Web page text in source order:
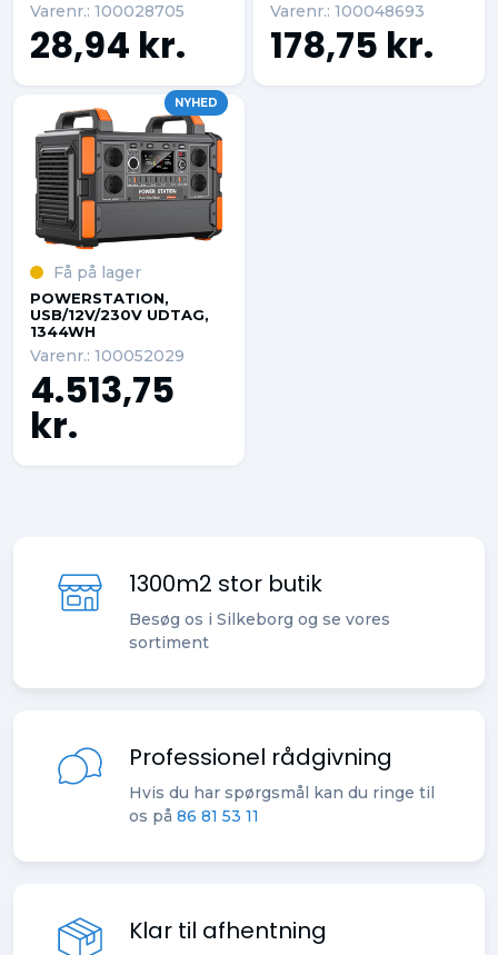
Varenr.: 100028705
28,94 kr.
Varenr.: 100048693
178,75 kr.
NYHED
Få på lager
POWERSTATION,
USB/12V/230V UDTAG,
1344WH
Varenr.: 100052029
4.513,75
kr.
1300m2 stor butik
Besøg os i Silkeborg og se vores
sortiment
Professionel rådgivning
Hvis du har spørgsmål kan du ringe til
os på 86 81 53 11
Klar til afhentning